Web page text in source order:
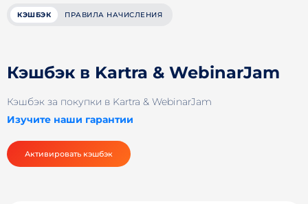
КЭШБЭК ПРАВИЛА НАЧИСЛЕНИЯ
Кэшбэк в Kartra & WebinarJam
Кэшбэк за покупки в Kartra & WebinarJam
Изучите наши гарантии
Активировать кэшбэк